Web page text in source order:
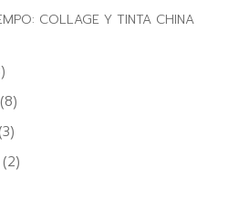
COLLAGE Y TINTA CHINA
(8)
(3)
(2)